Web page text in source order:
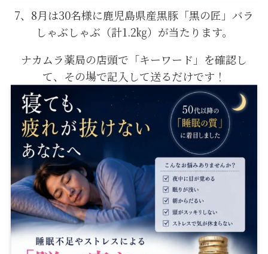
7、8月は30名様に鹿児島県産黒豚「黒の匠」バラ
しゃぶしゃぶ（計1.2㎏）が当たります。
ナカムラ薬局の店頭で「キーワード」を確認し
て、その場で記入して送るだけです！